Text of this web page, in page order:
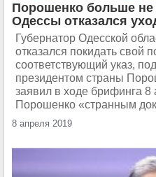
Порошенко больше не
Одессы отказался
Губернатор Одесской
отказался покидать свой
соответствующий указ,
президентом страны
заявил в ходе брифинга 8
Порошенко «странным
8 апреля 2019